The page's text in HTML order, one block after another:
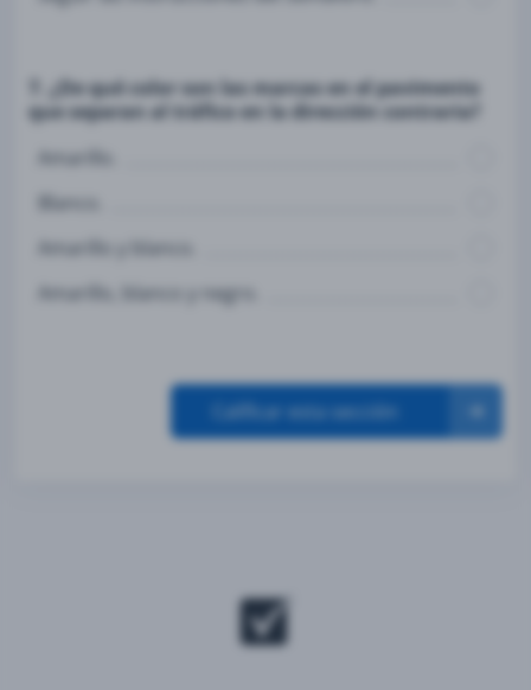
7. ¿De qué color son las marcas en el pavimento
que separan al tráfico en la dirección contraria?
Amarillo.
Blanco.
Amarillo y blanco.
Amarillo, blanco y negro.
Calificar esta sección